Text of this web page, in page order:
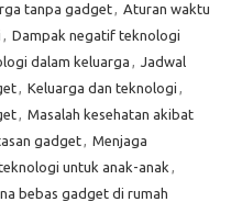
tanpa gadget, Aturan waktu
, Dampak negatif teknologi
dalam keluarga , Jadwal
, Keluarga dan teknologi ,
, Masalah kesehatan akibat
gadget, Menjaga
untuk anak-anak ,
bebas gadget di rumah